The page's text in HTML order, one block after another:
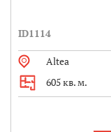
ID1114
Altea
605 кв. м.